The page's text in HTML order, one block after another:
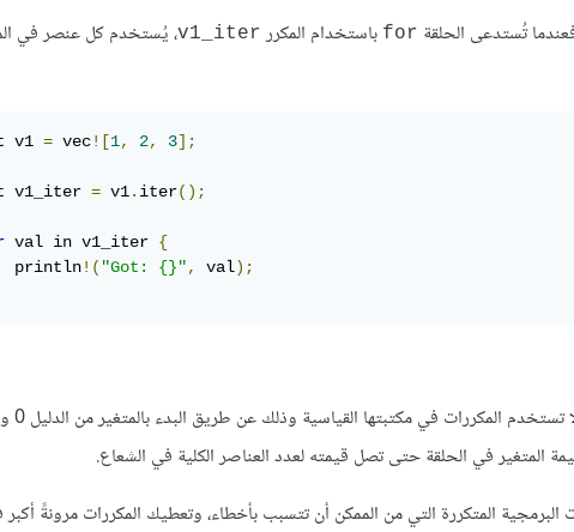
تُستدعى الحلقة for باستخدام المكرر v1_iter، يُستخدم كل عنصر في
v1
= vec![1, 2, 3];
v1_iter
= v1. iter();
val in v1_iter {
println
!( "Got: {}", val);
يمكنك
المتغير في الحلقة حتى تصل قيمته لعدد العناصر الكلية في الشعاع.
المتكررة التي من الممكن أن تتسبب بأخطاء، وتعطيك المكررات مرونةً أكبر